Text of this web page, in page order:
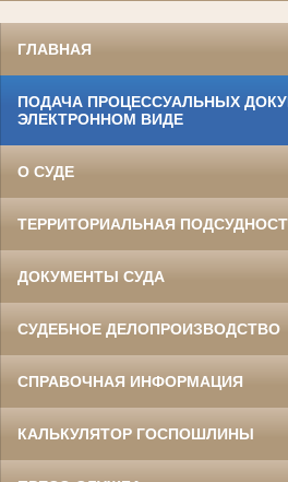
ГЛАВНАЯ
ПОДАЧА ПРОЦЕССУАЛЬНЫХ
ЭЛЕКТРОННОМ ВИДЕ
О СУДЕ
ТЕРРИТОРИАЛЬНАЯ
ДОКУМЕНТЫ СУДА
СУДЕБНОЕ ДЕЛОПРОИЗВОДСТВО
СПРАВОЧНАЯ ИНФОРМАЦИЯ
КАЛЬКУЛЯТОР ГОСПОШЛИНЫ